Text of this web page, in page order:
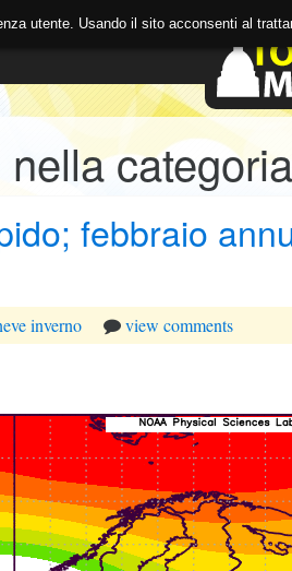
febbraio
inverno view comments
utente. Usando il sito acconsenti al